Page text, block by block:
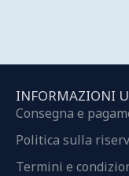
INFORMAZIONI
Consegna e
Politica sulla
Termini e